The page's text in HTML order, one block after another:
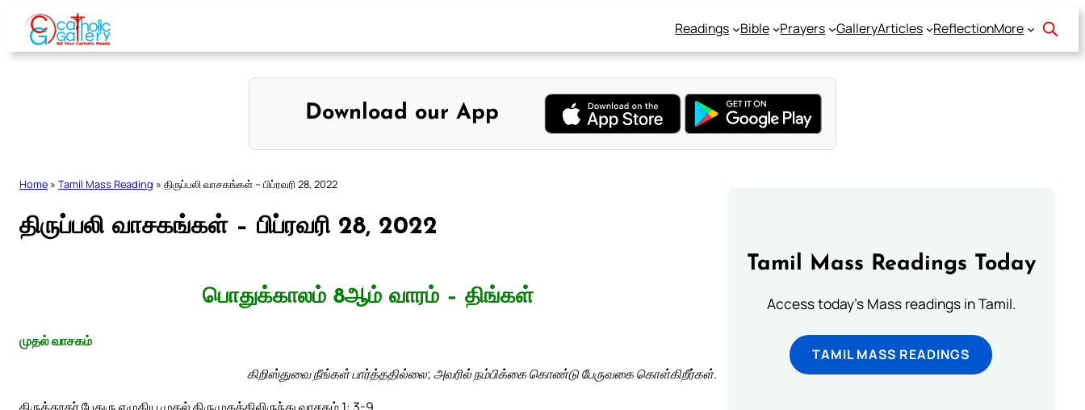
Skip
content
Readings Bible Prayers GalleryArticles ReflectionMore
Download our App
Home » Tamil Mass Reading » திருப்பலி வாசகங்கள் – பிப்ரவரி 28, 2022
திருப்பலி வாசகங்கள் – பிப்ரவரி 28, 2022
பொதுக்காலம் 8ஆம் வாரம் – திங்கள்
முதல் வாசகம்
கிறிஸ்துவை நீங்கள் பார்த்ததில்லை; அவரில் நம்பிக்கை கொண்டு பேருவகை கொள்கிறீர்கள்.
Tamil Mass Readings Today
Access today's Mass readings in Tamil.
TAMIL MASS READINGS